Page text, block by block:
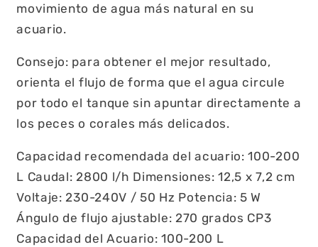
movimiento de agua más natural en su
acuario.
Consejo: para obtener el mejor resultado,
orienta el flujo de forma que el agua circule
por todo el tanque sin apuntar directamente a
los peces o corales más delicados.
Capacidad recomendada del acuario: 100-200
L Caudal: 2800 l/h Dimensiones: 12,5 x 7,2 cm
Voltaje: 230-240V / 50 Hz Potencia: 5 W
Ángulo de flujo ajustable: 270 grados CP3
Capacidad del Acuario: 100-200 L